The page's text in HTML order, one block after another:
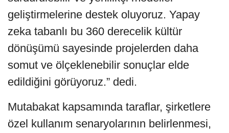
geliştirmelerine destek oluyoruz. Yapay
zeka tabanlı bu 360 derecelik kültür
dönüşümü sayesinde projelerden daha
somut ve ölçeklenebilir sonuçlar elde
edildiğini görüyoruz.” dedi.
Mutabakat kapsamında taraflar, şirketlere
özel kullanım senaryolarının belirlenmesi,